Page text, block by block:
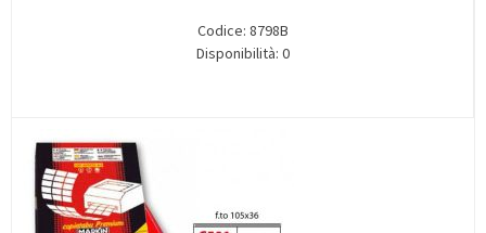
Codice: 8798B
Disponibilità: 0